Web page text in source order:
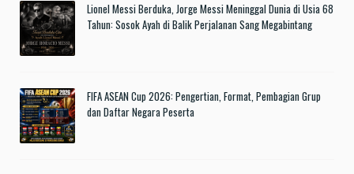
Lionel Messi Berduka, Jorge Messi Meninggal Dunia di Usia 68
Tahun: Sosok Ayah di Balik Perjalanan Sang Megabintang
FIFA ASEAN Cup 2026: Pengertian, Format, Pembagian Grup
dan Daftar Negara Peserta